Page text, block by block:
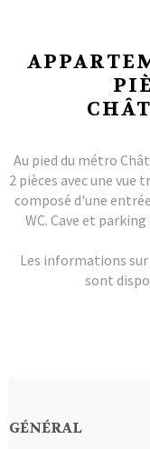
Au pied du métro
2 pièces avec une
composé d'une
WC. Cave et parking
Les informations sur
sont
GÉNÉRAL